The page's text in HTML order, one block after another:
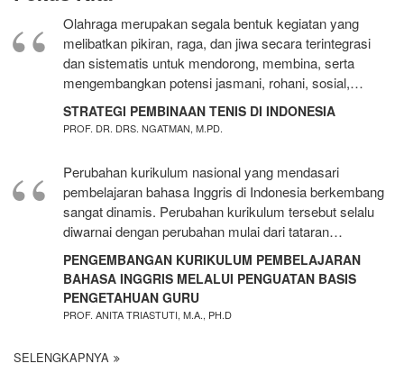
Olahraga merupakan segala bentuk kegiatan yang
melibatkan pikiran, raga, dan jiwa secara terintegrasi
dan sistematis untuk mendorong, membina, serta
mengembangkan potensi jasmani, rohani, sosial,…
STRATEGI PEMBINAAN TENIS DI INDONESIA
PROF. DR. DRS. NGATMAN, M.PD.
Perubahan kurikulum nasional yang mendasari
pembelajaran bahasa Inggris di Indonesia berkembang
sangat dinamis. Perubahan kurikulum tersebut selalu
diwarnai dengan perubahan mulai dari tataran…
PENGEMBANGAN KURIKULUM PEMBELAJARAN
BAHASA INGGRIS MELALUI PENGUATAN BASIS
PENGETAHUAN GURU
PROF. ANITA TRIASTUTI, M.A., PH.D
SELENGKAPNYA